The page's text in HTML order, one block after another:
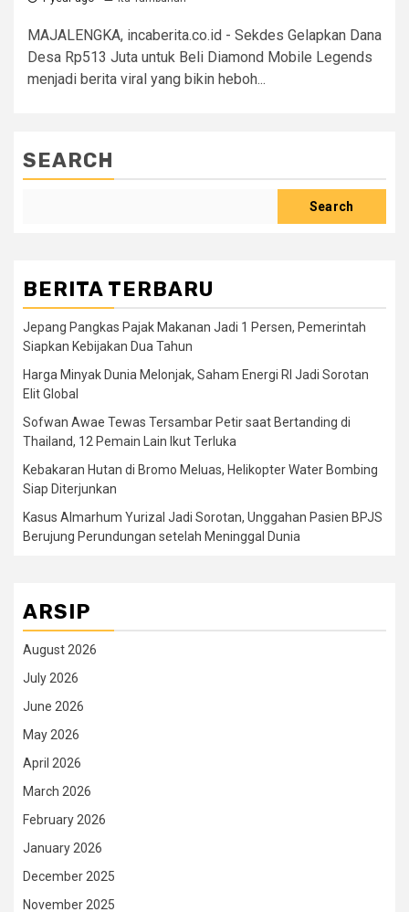
MAJALENGKA, incaberita.co.id - Sekdes Gelapkan Dana
Desa Rp513 Juta untuk Beli Diamond Mobile Legends
menjadi berita viral yang bikin heboh...
SEARCH
Search
BERITA TERBARU
Jepang Pangkas Pajak Makanan Jadi 1 Persen, Pemerintah
Siapkan Kebijakan Dua Tahun
Harga Minyak Dunia Melonjak, Saham Energi RI Jadi Sorotan
Elit Global
Sofwan Awae Tewas Tersambar Petir saat Bertanding di
Thailand, 12 Pemain Lain Ikut Terluka
Kebakaran Hutan di Bromo Meluas, Helikopter Water Bombing
Siap Diterjunkan
Kasus Almarhum Yurizal Jadi Sorotan, Unggahan Pasien BPJS
Berujung Perundungan setelah Meninggal Dunia
ARSIP
August 2026
July 2026
June 2026
May 2026
April 2026
March 2026
February 2026
January 2026
December 2025
November 2025